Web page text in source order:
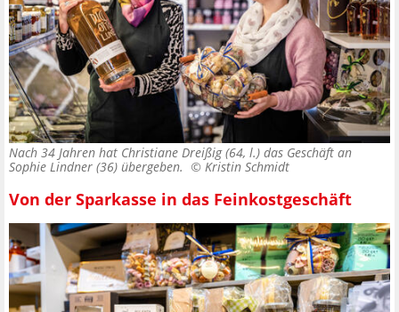
Nach 34 Jahren hat Christiane Dreißig (64, l.) das Geschäft an
Sophie Lindner (36) übergeben. © Kristin Schmidt
Von der Sparkasse in das Feinkostgeschäft